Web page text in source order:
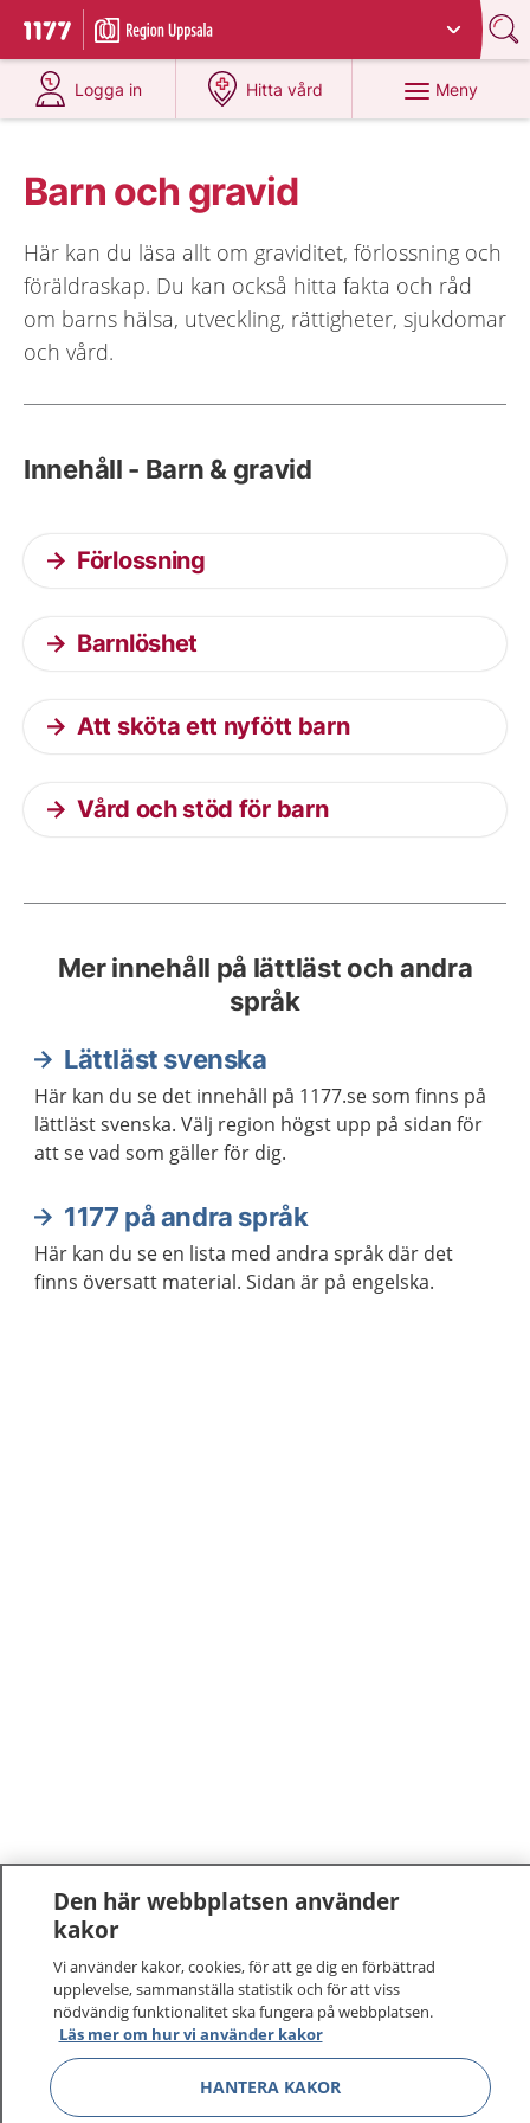
Till startsidan för 1177
Du har valt region
Logga in
på 1177.se
Hitta vård
på 1177.se
Meny
Barn och gravid
Här kan du läsa allt om graviditet, förlossning och
föräldraskap. Du kan också hitta fakta och råd
om barns hälsa, utveckling, rättigheter, sjukdomar
och vård.
Innehåll - Barn & gravid
Förlossning
Barnlöshet
Att sköta ett nyfött barn
Vård och stöd för barn
Mer innehåll på lättläst och andra
språk
Lättläst svenska
Här kan du se det innehåll på 1177.se som finns på
lättläst svenska. Välj region högst upp på sidan för
att se vad som gäller för dig.
1177 på andra språk
Här kan du se en lista med andra språk där det
finns översatt material. Sidan är på engelska.
1177–tryggt om din hälsa och vård
På 1177.se får du råd om hälsa och information om
Den här webbplatsen använder
kakor
Vi använder kakor, cookies, för att ge dig en förbättrad
upplevelse, sammanställa statistik och för att viss
nödvändig funktionalitet ska fungera på webbplatsen.
Läs mer om hur vi använder kakor
HANTERA KAKOR